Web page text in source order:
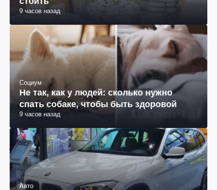
9 часов назад
Социум
Не так, как у людей: сколько нужно
спать собаке, чтобы быть здоровой
9 часов назад
Авто